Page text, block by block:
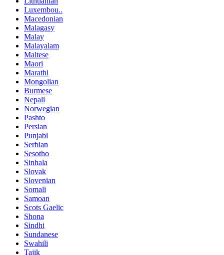
Luxembou..
Macedonian
Malagasy
Malay
Malayalam
Maltese
Maori
Marathi
Mongolian
Burmese
Nepali
Norwegian
Pashto
Persian
Punjabi
Serbian
Sesotho
Sinhala
Slovak
Slovenian
Somali
Samoan
Scots Gaelic
Shona
Sindhi
Sundanese
Swahili
Tajik